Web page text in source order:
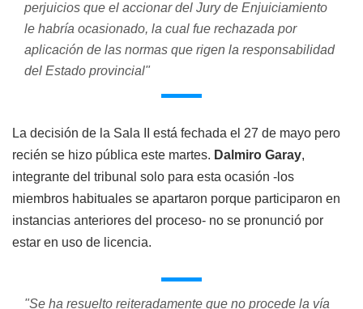
perjuicios que el accionar del Jury de Enjuiciamiento
le habría ocasionado, la cual fue rechazada por
aplicación de las normas que rigen la responsabilidad
del Estado provincial"
La decisión de la Sala II está fechada el 27 de mayo pero
recién se hizo pública este martes. Dalmiro Garay,
integrante del tribunal solo para esta ocasión -los
miembros habituales se apartaron porque participaron en
instancias anteriores del proceso- no se pronunció por
estar en uso de licencia.
"Se ha resuelto reiteradamente que no procede la vía